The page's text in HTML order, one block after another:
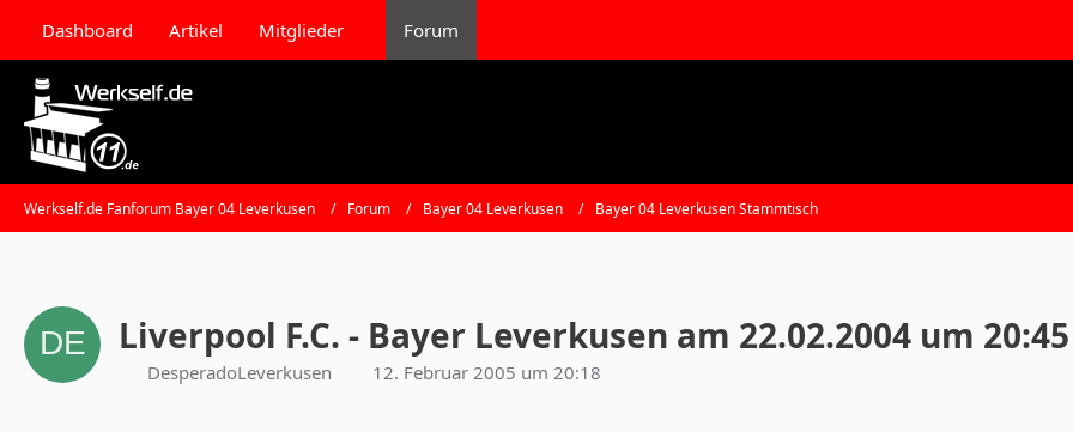
Dashboard Artikel Mitglieder Forum
Werkself.de Fanforum Bayer 04 Leverkusen Forum Bayer 04 Leverkusen Bayer 04 Leverkusen Stammtisch
Liverpool F.C. - Bayer Leverkusen am 22.02.2004 um 20:45
DesperadoLeverkusen 12. Februar 2005 um 20:18